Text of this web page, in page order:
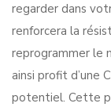
regarder dans
renforcera la
reprogrammer le
ainsi profit d’une
potentiel. Cette